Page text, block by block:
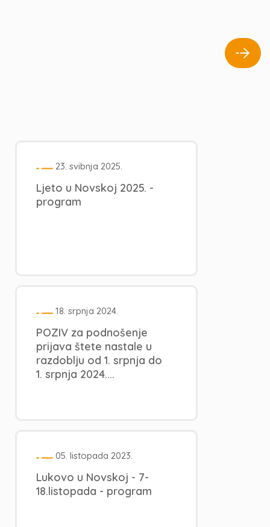
23. svibnja 2025.
Ljeto u Novskoj 2025. -
program
18. srpnja 2024.
POZIV za podnošenje
prijava štete nastale u
razdoblju od 1. srpnja do
1. srpnja 2024....
05. listopada 2023.
Lukovo u Novskoj - 7-
18.listopada - program